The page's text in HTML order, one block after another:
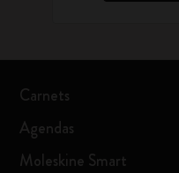
Carnets
Agendas
Moleskine Smart